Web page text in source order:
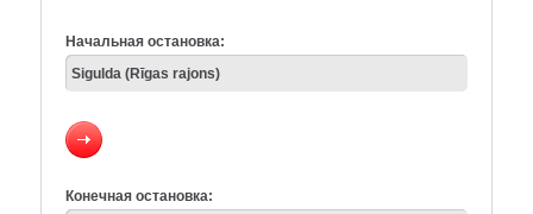
Начальная остановка:
Конечная остановка: